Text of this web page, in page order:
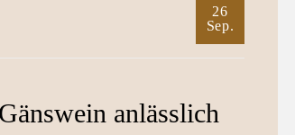
26
Sep.
anlässlich